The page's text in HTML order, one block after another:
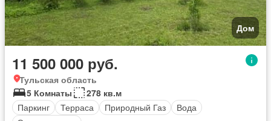
Дом
11 500 000 руб.
Тульская область
5 Комнаты
278 кв.м
Паркинг
Терраса Природный Газ
Вода